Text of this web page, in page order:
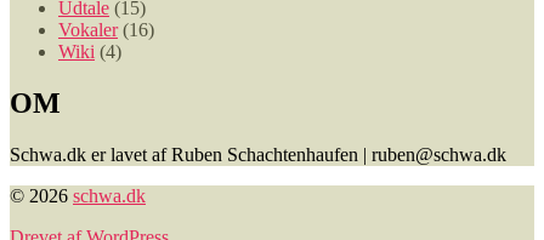
Udtale (15)
Vokaler(16)
Wiki (4)
OM
Schwa.dk er lavet af Ruben Schachtenhaufen | ruben@schwa.dk
© 2026 schwa.dk